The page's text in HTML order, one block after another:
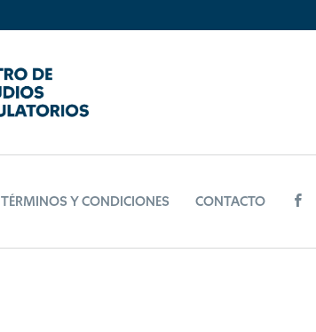
TÉRMINOS Y CONDICIONES CONTACTO